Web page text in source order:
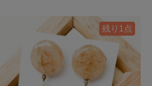
残り1点